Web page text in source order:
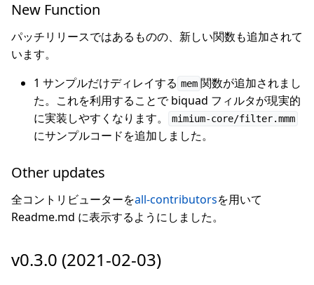
New Function
パッチリリースではあるものの、新しい関数も追加されて
います。
1 サンプルだけディレイする mem 関数が追加されまし
た。これを利用することで biquad フィルタが現実的
に実装しやすくなります。
mimium-core/filter.mmm
にサンプルコードを追加しました。
Other updates
全コントリビューターをall-contributorsを用いて
Readme.md に表示するようにしました。
v0.3.0 (2021-02-03)